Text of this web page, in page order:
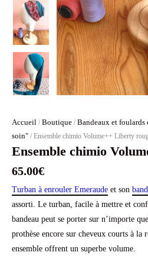
Accueil / Boutique / Bandeaux et foulards
soin" / Ensemble chimio Volume++ Liberty
Ensemble chimio
65.00€
Turban à enrouler Emeraude et son
assorti. Le turban, facile à mettre et
bandeau peut se porter sur n’importe
prothèse encore sur cheveux courts à la
ensemble offrent un superbe volume.